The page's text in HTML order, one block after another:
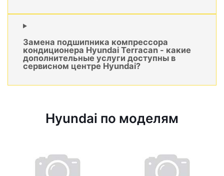
Замена подшипника компрессора
кондиционера Hyundai Terracan - какие
дополнительные услуги доступны в
сервисном центре Hyundai?
Hyundai по моделям